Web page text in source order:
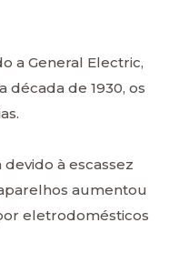
a General Electric,
de 1930, os
à escassez
aumentou
eletrodomésticos